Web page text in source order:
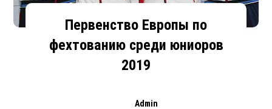
Первенство Европы по
фехтованию среди юниоров
2019
Admin